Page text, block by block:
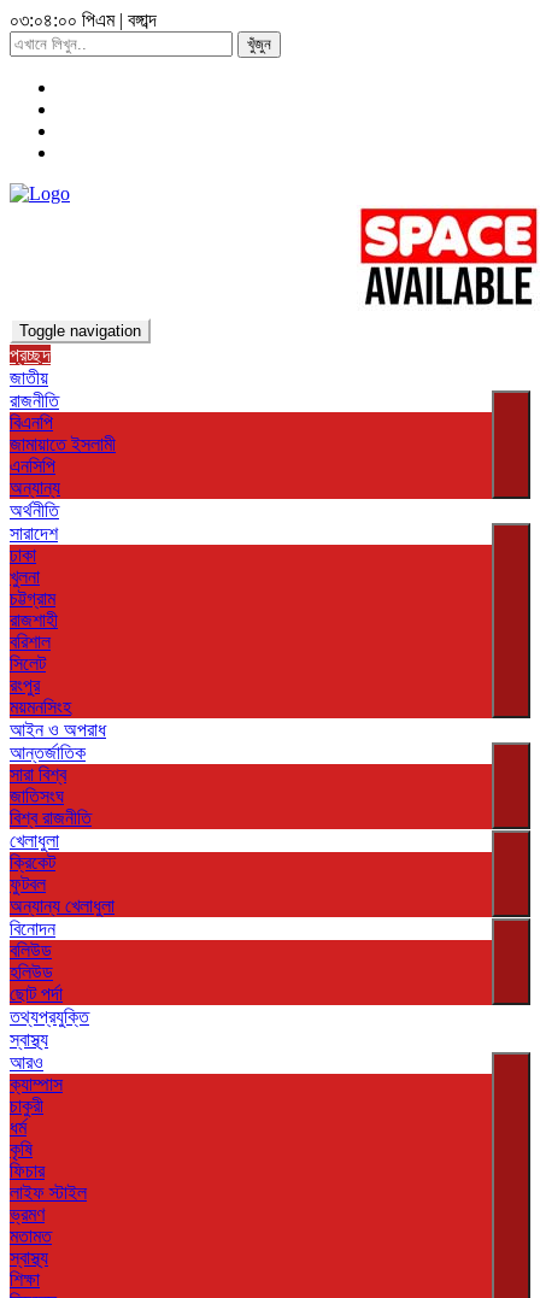
০৩:০৪:০১ পিএম| বঙ্গাব্দ
খুঁজুন
Toggle navigation
প্রচ্ছদ
জাতীয়
রাজনীতি
বিএনপি
জামায়াতে ইসলামী
এনসিপি
অন্যান্য
অর্থনীতি
সারাদেশ
ঢাকা
খুলনা
চট্টগ্রাম
রাজশাহী
বরিশাল
সিলেট
রংপুর
ময়মনসিংহ
আইন ও অপরাধ
আন্তর্জাতিক
সারা বিশ্ব
জাতিসংঘ
বিশ্ব রাজনীতি
খেলাধুলা
ক্রিকেট
ফুটবল
অন্যান্য খেলাধুলা
বিনোদন
বলিউড
হলিউড
ছোট পর্দা
তথ্যপ্রযুক্তি
স্বাস্থ্য
আরও
ক্যাম্পাস
চাকুরী
ধর্ম
কৃষি
ফিচার
লাইফ স্টাইল
ভ্রমণ
মতামত
স্বাস্থ্য
শিক্ষা